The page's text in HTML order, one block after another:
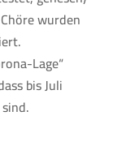
wurden
Lage“
bis Juli